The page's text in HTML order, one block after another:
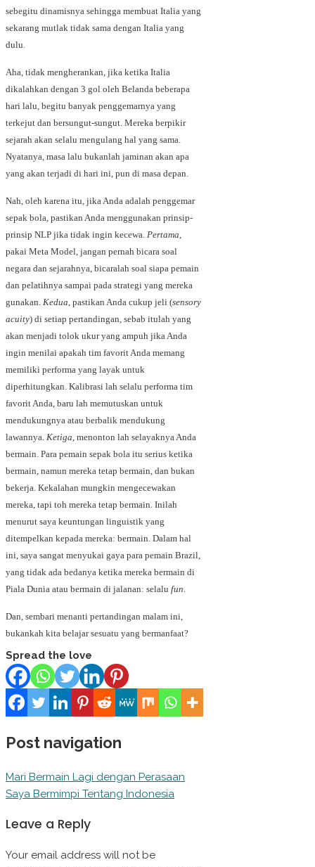
sebegitu dinamisnya sehingga membuat Italia yang
sekarang mutlak tidak sama dengan Italia yang
dulu.
Aha, tidak mengherankan, jika ketika Italia
dikalahkan dengan 3 gol oleh Belanda beberapa
hari lalu, begitu banyak penggemarnya yang
terkejut dan bersungut-sungut. Mereka berpikir
sejarah akan selalu mengulang hal yang sama.
Nyatanya, masa lalu bukanlah jaminan akan apa
yang akan terjadi di hari ini, pun di masa depan.
Nah, oleh karena itu, jika Anda adalah penggemar
sepak bola, pastikan Anda menggunakan prinsip-
prinsip NLP jika tidak ingin kecewa. Pertama,
pakai Meta Model, jangan pernah bicara soal
negara dan sejarahnya, bicaralah soal siapa pemain
dan pelatihnya sampai pada strategi yang mereka
gunakan. Kedua, pastikan Anda cukup jeli (sensory
acuity) di setiap pertandingan, sebab itulah yang
akan menjadi tolok ukur yang ampuh jika Anda
ingin menilai apakah tim favorit Anda memang
memiliki performa yang layak untuk
diperhitungkan. Kalibrasi lah selalu performa tim
favorit Anda, baru lah memutuskan untuk
mendukungnya atau berbalik mendukung
lawannya. Ketiga, menonton lah selayaknya Anda
bermain. Para pemain sepak bola itu serius ketika
bermain, namun mereka tetap bermain, dan bukan
bekerja. Kekalahan mungkin mengecewakan
mereka, tapi toh mereka tetap bermain. Inilah
menurut saya keuntungan linguistik yang
ditempelkan kepada mereka: bermain. Dalam hal
ini, saya sangat menyukai gaya para pemain Brazil,
yang tidak ada bedanya ketika mereka bermain di
Piala Dunia atau bermain di jalanan: selalu fun.
Dan, sembari menanti pertandingan malam ini,
bukankah kita belajar sesuatu yang bermanfaat?
Spread the love
Post navigation
Mari Bermain Lagi dengan Perasaan
Saya Bermimpi Tentang Indonesia
Leave a Reply
Your email address will not be